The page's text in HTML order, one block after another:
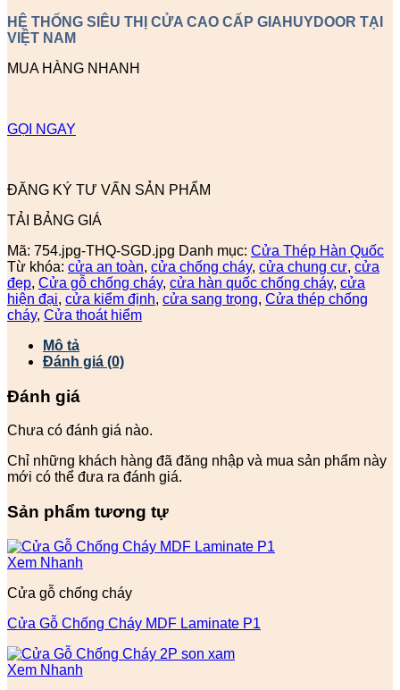
HỆ THỐNG SIÊU THỊ CỬA CAO CẤP GIAHUYDOOR TẠI
VIỆT NAM
MUA HÀNG NHANH
GỌI NGAY
ĐĂNG KÝ TƯ VẤN SẢN PHẨM
TẢI BẢNG GIÁ
Mã: 754.jpg-THQ-SGD.jpg Danh mục: Cửa Thép Hàn Quốc
Từ khóa: cửa an toàn, cửa chống cháy, cửa chung cư, cửa
đẹp, Cửa gỗ chống cháy, cửa hàn quốc chống cháy, cửa
hiện đại, cửa kiểm định, cửa sang trọng, Cửa thép chống
cháy, Cửa thoát hiểm
Mô tả
Đánh giá (0)
Đánh giá
Chưa có đánh giá nào.
Chỉ những khách hàng đã đăng nhập và mua sản phẩm này
mới có thể đưa ra đánh giá.
Sản phẩm tương tự
Xem Nhanh
Cửa gỗ chống cháy
Cửa Gỗ Chống Cháy MDF Laminate P1
Xem Nhanh